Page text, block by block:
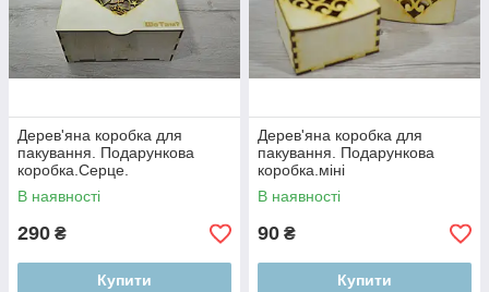
Дерев'яна коробка для
пакування. Подарункова
коробка.Серце.
В наявності
290 ₴
Купити
Дерев'яна коробка для
пакування. Подарункова
коробка.міні
В наявності
90 ₴
Купити